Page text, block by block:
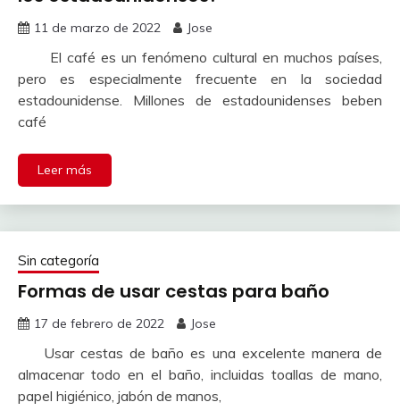
11 de marzo de 2022 Jose
El café es un fenómeno cultural en muchos países,
pero es especialmente frecuente en la sociedad
estadounidense. Millones de estadounidenses beben
café
Leer más
Sin categoría
Formas de usar cestas para baño
17 de febrero de 2022 Jose
Usar cestas de baño es una excelente manera de
almacenar todo en el baño, incluidas toallas de mano,
papel higiénico, jabón de manos,